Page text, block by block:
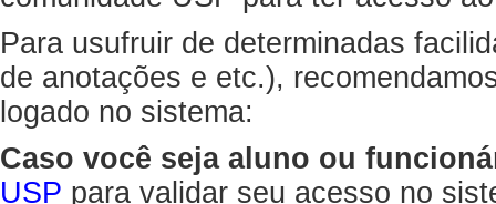
Para usufruir de determinadas
de anotações e etc.),
logado no sistema:
Caso você seja aluno ou
USP para validar seu acesso no